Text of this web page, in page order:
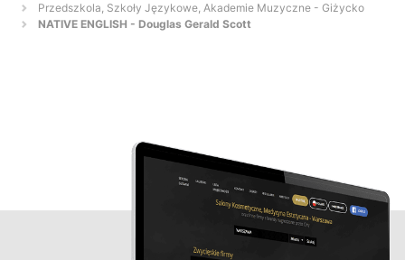
Przedszkola, Szkoły Językowe, Akademie Muzyczne - Giżycko
NATIVE ENGLISH - Douglas Gerald Scott